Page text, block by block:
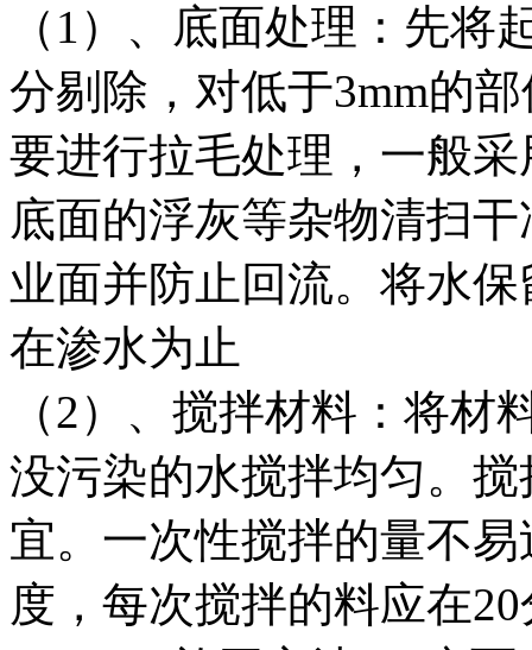
（1）、底面处理：先
分剔除，对低于3mm的
要进行拉毛处理，一般
底面的浮灰等杂物清扫
业面并防止回流。将水
在渗水为止
（2）、搅拌材料：将
没污染的水搅拌均匀。
宜。一次性搅拌的量不
度，每次搅拌的料应在